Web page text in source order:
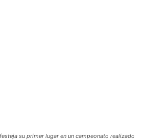
su primer lugar en un campeonato realizado